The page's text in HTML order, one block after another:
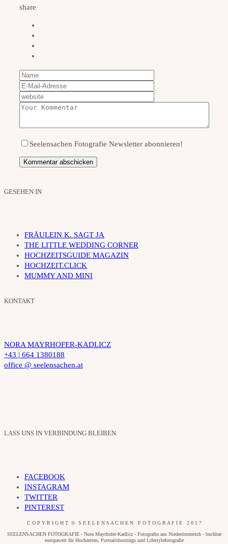
share
Seelensachen Fotografie Newsletter abonnieren!
GESEHEN IN
FRÄULEIN K. SAGT JA
THE LITTLE WEDDING CORNER
HOCHZEITSGUIDE MAGAZIN
HOCHZEIT.CLICK
MUMMY AND MINI
KONTAKT
NORA MAYRHOFER-KADLICZ
+43 | 664 1380188
office @ seelensachen.at
LASS UNS IN VERBINDUNG BLEIBEN
FACEBOOK
INSTAGRAM
TWITTER
PINTEREST
C O P Y R I G H T © S E E L E N S A C H E N F O T O G R A F I E 2 0 1 7
SEELENSACHEN FOTOGRAFIE - Nora Mayrhofer-Kadlicz - Fotografin aus Niederösterreich - buchbar
europaweit für Hochzeiten, Portraitshootings und Lifestylefotografie